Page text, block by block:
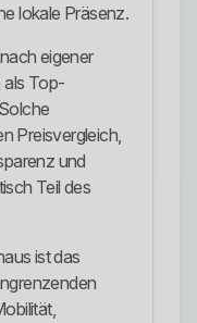
lokale Präsenz.
eigener
als Top-
Preisvergleich,
und
Teil des
ist das